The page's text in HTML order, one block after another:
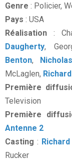
Genre : Policier,
Pays : USA
Réalisation :
Daugherty,
Benton,
McLaglen,
Première
Television
Première
Antenne 2
Casting :
Rucker